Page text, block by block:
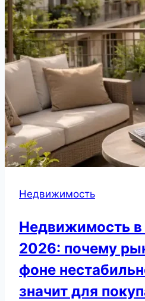
Недвижимость
Недвижимость в
2026: почему
фоне
значит для